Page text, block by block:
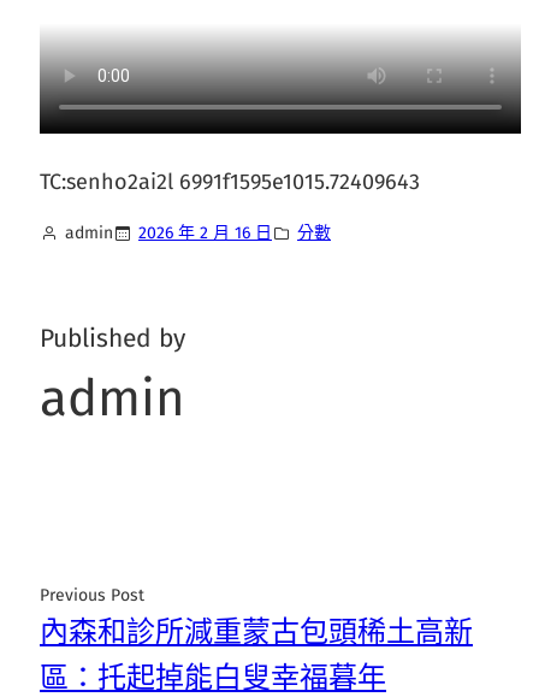
TC:senho2ai2l 6991f1595e1015.72409643
admin 2026 年 2 月 16 日 分數
Published by
admin
Previous Post
內森和診所減重蒙古包頭稀土高新
區：托起掉能白叟幸福暮年